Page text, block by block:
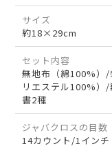
サイズ
約18×29cm
セット内容
無地布（綿100%）
リエステル100%
書2種
ジャバクロスの目数
14カウント/1イン